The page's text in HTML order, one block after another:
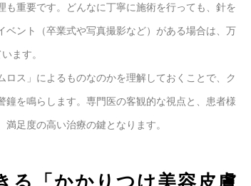
重要です。どんなに丁寧に施術を行っても、針を
ント（卒業式や写真撮影など）がある場合は、万
ます。
ス」によるものなのかを理解しておくことで、ク
を鳴らします。専門医の客観的な視点と、患者様
足度の高い治療の鍵となります。
る「かかりつけ美容皮膚